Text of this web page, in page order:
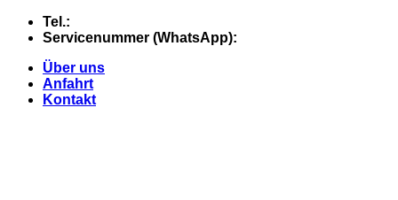
Skip
Tel.:
Servicenummer (WhatsApp):
Über uns
Anfahrt
Kontakt